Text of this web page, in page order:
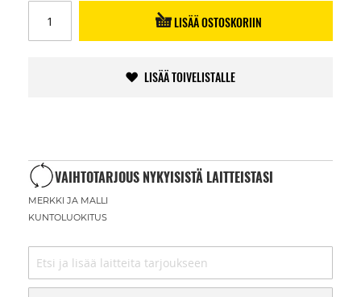
LISÄÄ OSTOSKORIIN
LISÄÄ TOIVELISTALLE
VAIHTOTARJOUS NYKYISISTÄ LAITTEISTASI
MERKKI JA MALLI
KUNTOLUOKITUS